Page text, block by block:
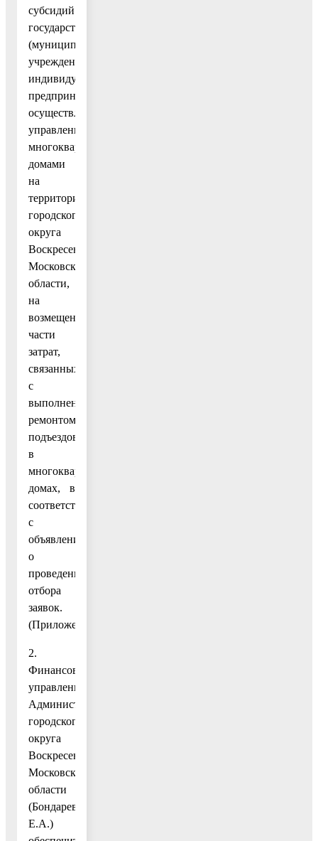
субсидий
государственным
(муниципальным)
учреждениям),
индивидуальным
предпринимателям,
осуществляющим
управление
многоквартирными
домами
на
территории
городского
округа
Воскресенск
Московской
области,
на
возмещение
части
затрат,
связанных
с
выполненным
ремонтом
подъездов
в
многоквартирных
домах, в
соответствии
с
объявлением
о
проведении
отбора
заявок.
(Приложение.)
2.
Финансовому
управлению
Администрации
городского
округа
Воскресенск
Московской
области
(Бондарева
Е.А.)